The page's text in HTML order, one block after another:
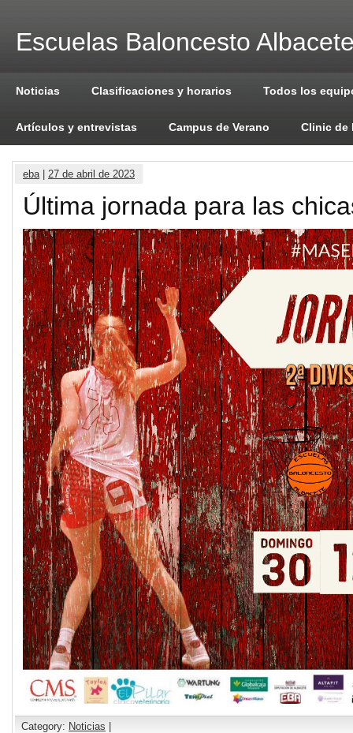
Escuelas Baloncesto
Noticias Clasificaciones y horarios Todos los
Artículos y entrevistas Campus de Verano Clinic de
eba| 27 de abril de 2023
Última jornada para las
Category: Noticias